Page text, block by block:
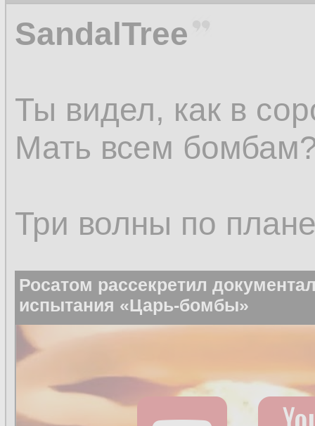
SandalTree
Ты видел, как в
Мать всем
Три волны по
Росатом рассекретил
испытания «Царь-бомбы»